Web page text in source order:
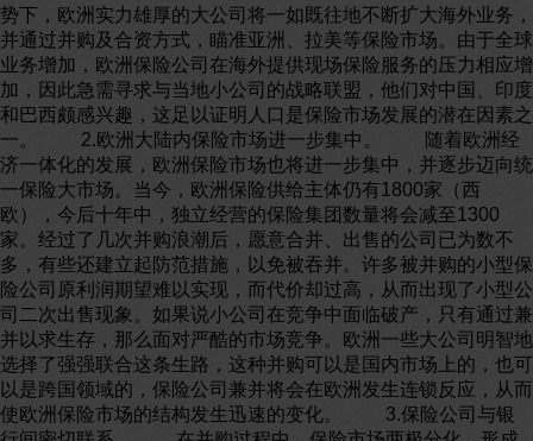
势下，欧洲实力雄厚的大公司将一如既往地不断扩大海外业务，
并通过并购及合资方式，瞄准亚洲、拉美等保险市场。由于全球
业务增加，欧洲保险公司在海外提供现场保险服务的压力相应增
加，因此急需寻求与当地小公司的战略联盟，他们对中国、印度
和巴西颇感兴趣，这足以证明人口是保险市场发展的潜在因素之
一。 2.欧洲大陆内保险市场进一步集中。 随着欧洲经
济一体化的发展，欧洲保险市场也将进一步集中，并逐步迈向统
一保险大市场。当今，欧洲保险供给主体仍有1800家（西
欧），今后十年中，独立经营的保险集团数量将会减至1300
家。经过了几次并购浪潮后，愿意合并、出售的公司已为数不
多，有些还建立起防范措施，以免被吞并。许多被并购的小型保
险公司原利润期望难以实现，而代价却过高，从而出现了小型公
司二次出售现象。如果说小公司在竞争中面临破产，只有通过兼
并以求生存，那么面对严酷的市场竞争。欧洲一些大公司明智地
选择了强强联合这条生路，这种并购可以是国内市场上的，也可
以是跨国领域的，保险公司兼并将会在欧洲发生连锁反应，从而
使欧洲保险市场的结构发生迅速的变化。 3.保险公司与银